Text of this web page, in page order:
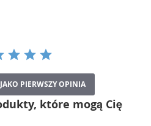
i łatwej w
sąokleiną ABS
na uszkodzenia
PIERWSZY OPINIA
które mogą Cię